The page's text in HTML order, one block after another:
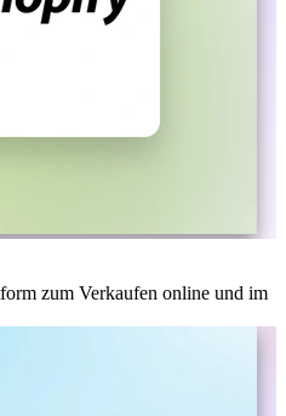
zum Verkaufen online und im